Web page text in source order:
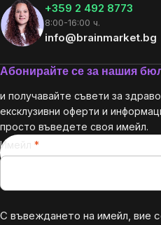
+359 2 492 8773
8:00-16:00 ч.
info@brainmarket.bg
Абонирайте се за нашия
и получавайте съвети за
ексклузивни оферти и
просто въведете своя имейл.
Имейл
С въвеждането на имейл, вие